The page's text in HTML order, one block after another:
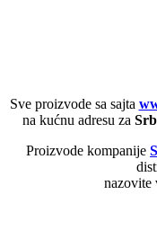
Sve proizvode sa sajta
na kućnu adresu za
Proizvode kompanije
nazovite